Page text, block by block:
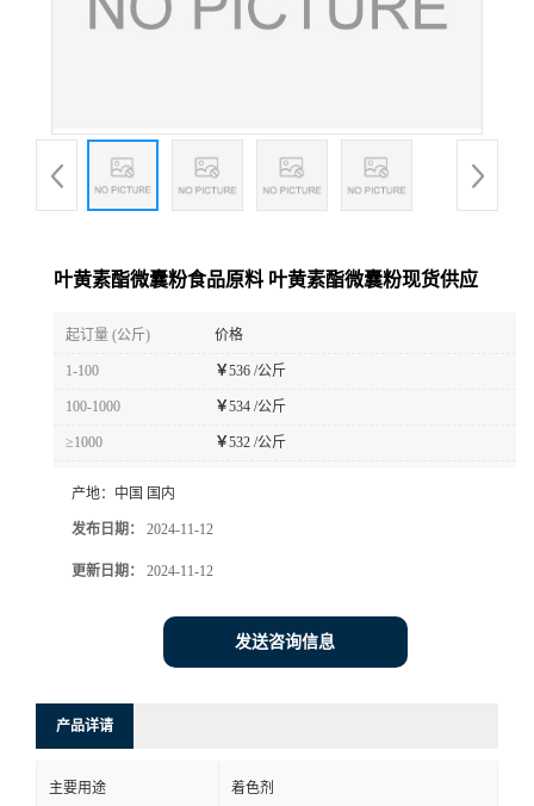
叶黄素酯微囊粉食品原料 叶黄素酯微囊粉现货供应
起订量 (公斤) 价格
1-100 ￥536 /公斤
100-1000 ￥534 /公斤
≥1000 ￥532 /公斤
产地： 中国 国内
发布日期： 2024-11-12
更新日期： 2024-11-12
发送咨询信息
产品详请
主要用途 着色剂